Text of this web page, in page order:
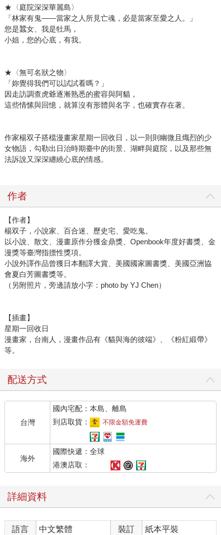
★〈庭院深深華麗島〉
「林家有鬼——當家之人所見亡魂，必是當家至愛之人。」
您是蠶女、我是牡馬，
小姐，您的心底，有我。
★〈無可名狀之物〉
「妳覺得我們可以試試看嗎？」
因走訪調查虎爺逐漸熟悉的蜜容與阿貓，
這些情愫與回憶，就算沒有形體與名字，也確實存在著。
作家楊双子搭檔漫畫家星期一回收日，以一則則幽微且熾烈的少
女物語，勾勒出日治時期臺中的街景、湖畔與庭院，以及那些無
法訴說又深深纏繞心底的情感。
作者
【作者】
楊双子，小說家、百合迷、歷史宅、愛吃鬼。
以小說、散文、漫畫原作分獲金鼎獎、Openbook年度好書獎、金
漫獎等臺灣指摽性獎項。
小說外譯作品曾獲日本翻譯大賞、美國國家圖書獎、美國亞洲協
會夏白芳圖書獎等。
（另附照片，旁邊請放小字：photo by YJ Chen）
【插畫】
星期一回收日
漫畫家，台南人，漫畫作品有《貓與海的彼端》、《粉紅緞帶》
等。
配送方式
台灣
國內宅配：本島、離島
到店取貨：
不限金額免運費
海外
國際快遞：全球
港澳店取：
詳細資料
語言 中文繁體 裝訂
紙本平裝